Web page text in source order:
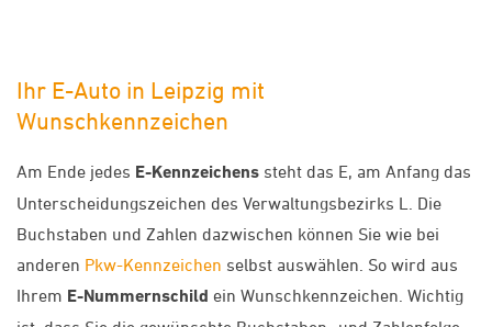
Ihr E-Auto in Leipzig mit
Wunschkennzeichen
Am Ende jedes E-Kennzeichens steht das E, am Anfang das
Unterscheidungszeichen des Verwaltungsbezirks L. Die
Buchstaben und Zahlen dazwischen können Sie wie bei
anderen Pkw-Kennzeichen selbst auswählen. So wird aus
Ihrem E-Nummernschild ein Wunschkennzeichen. Wichtig